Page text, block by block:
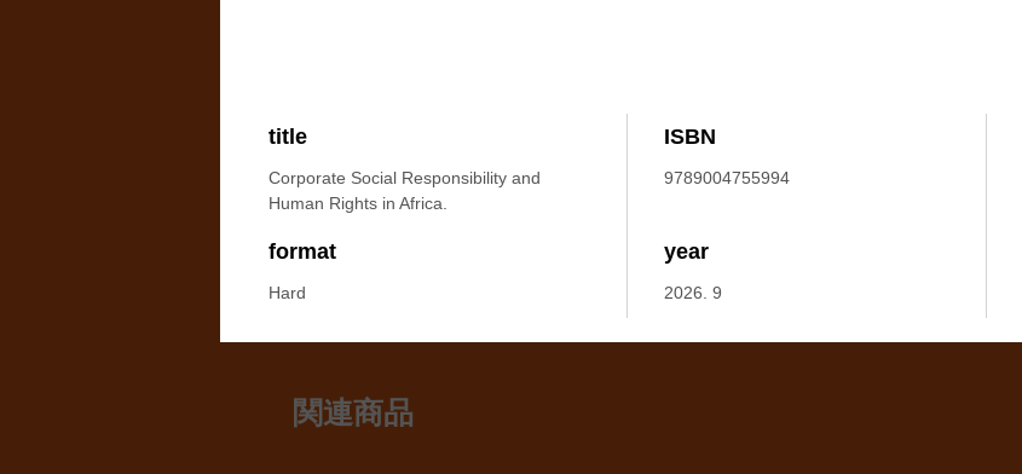
title
Corporate Social Responsibility and
Human Rights in Africa.
ISBN
9789004755994
format
Hard
year
2026. 9
関連商品